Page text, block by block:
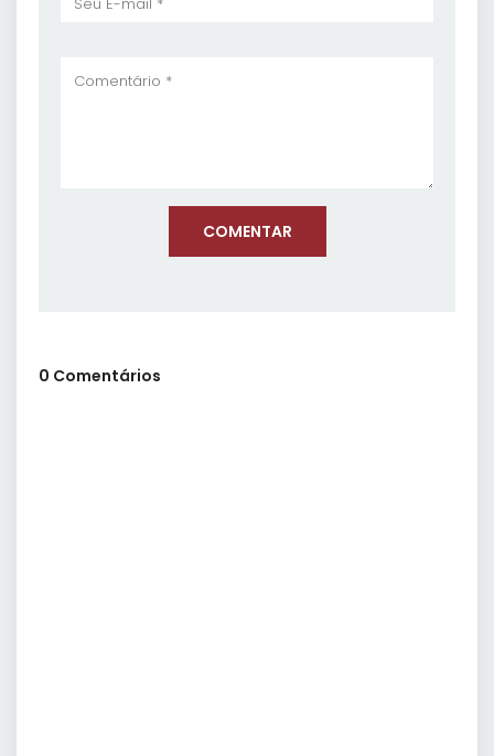
COMENTAR
0 Comentários